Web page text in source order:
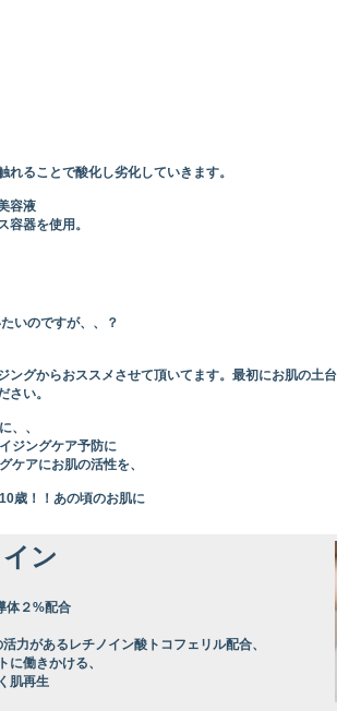
れることで酸化し劣化していきます。
容液
容器を使用。
いのですが、、？
ングからおススメさせて頂いてます。最初にお肌の土
さい。
、、
ジングケア予防に
アにお肌の活性を、
歳！！あの頃のお肌に
ン
体２%配合
力があるレチノイン酸トコフェリル配合、
に働きかける、
肌再生